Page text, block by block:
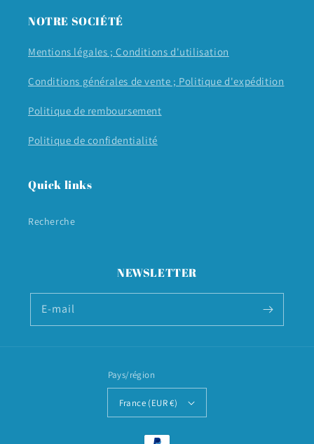
NOTRE SOCIÉTÉ
Mentions légales ;Conditions d'utilisation
Conditions générales de vente ; Politique d'expédition
Politique de remboursement
Politique de confidentialité
Quick links
Recherche
NEWSLETTER
E-mail
Pays/région
France (EUR €)
Moyens